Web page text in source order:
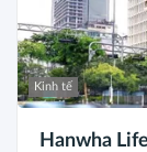
Kinh tế
Hanwha